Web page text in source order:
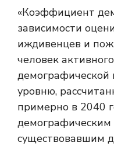
«Коэффициент
зависимости
иждивенцев и
человек
демографической
уровню,
примерно в 2040
демографическим
существовавшим